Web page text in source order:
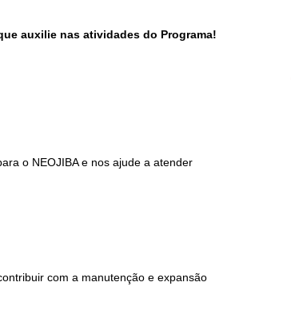
auxilie nas atividades do Programa!
o NEOJIBA e nos ajude a atender
com a manutenção e expansão